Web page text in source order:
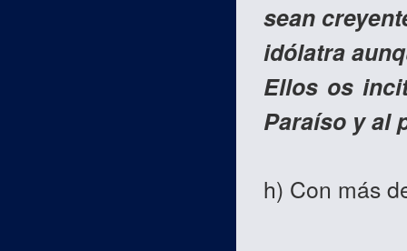
sean
idólatra
Ellos os
Paraíso y al
h) Con más